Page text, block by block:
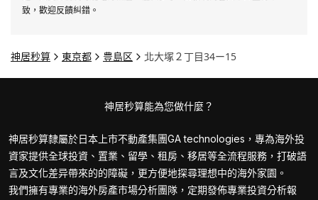
致，歡迎反饋糾錯。
神居秒算 東京都 豊島区 北大塚２丁目34ー15
神居秒算能為您做什麼？
神居秒算隸屬於日本上市不動產集團GA technologies，專為海外投
資家提供全球投資、置業、留學、租房、移居等全流程服務，打破語
言及文化差异帶來的的障礙，更方便地探尋理想中的海外家園。
我們擁有專業的海外房產市場分析團隊，定期發佈專業投資分析報